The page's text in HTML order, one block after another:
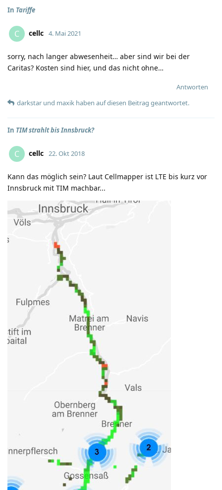
In Tariffe
C cellc 4. Mai 2021
sorry, nach langer abwesenheit… aber sind wir bei der
Caritas? Kosten sind hier, und das nicht ohne…
Antworten
darkstar und maxik haben auf diesen Beitrag geantwortet.
In TIM strahlt bis Innsbruck?
C cellc 22. Okt 2018
Kann das möglich sein? Laut Cellmapper ist LTE bis kurz vor
Innsbruck mit TIM machbar...